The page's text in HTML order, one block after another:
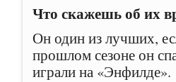
Что скажешь об их
Он один из лучших,
прошлом сезоне он
играли на «Энфилде».